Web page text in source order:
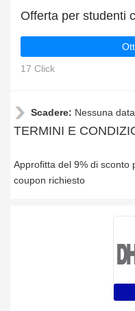
Offerta per studenti
17 Click
Scadere: Nessuna
TERMINI E
Approfitta del 9% di sconto
coupon richiesto